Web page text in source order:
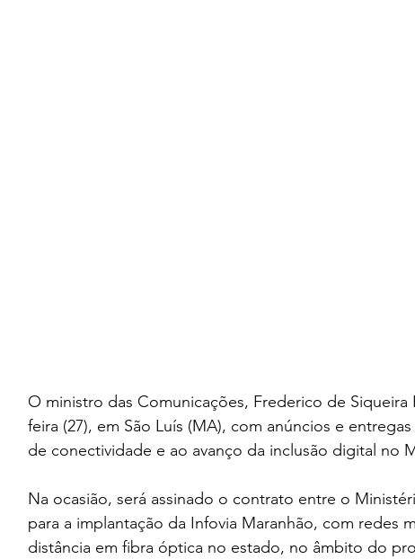
O ministro das Comunicações, Frederico de
feira (27), em São Luís (MA), com anúncios e
de conectividade e ao avanço da inclusão digital no
Na ocasião, será assinado o contrato entre o
para a implantação da Infovia Maranhão, com redes
distância em fibra óptica no estado, no âmbito do